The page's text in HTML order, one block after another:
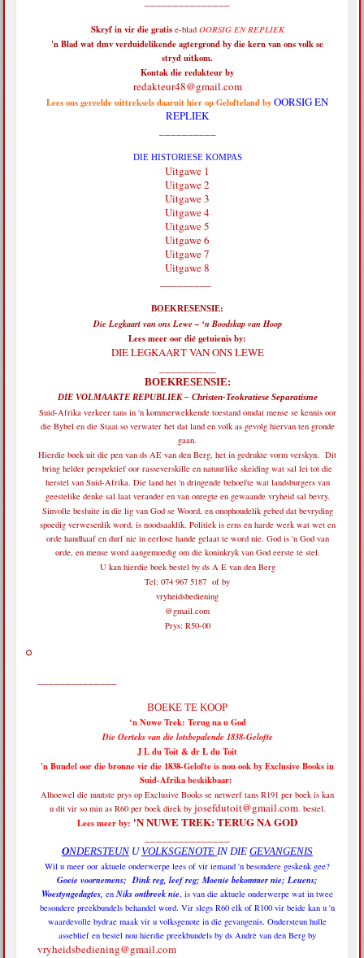
Skryf in vir diegratise-bladOORSIG EN REPLIEK
'n Blad wat dmv verduidelikende agtergrond by die kern van ons volk se
stryd uitkom.
Kontak die redakteur by
redakteur48@gmail.com
Lees ons gereelde uittreksels daaruit hier op Gelofteland byOORSIG EN
REPLIEK
DIE HISTORIESE KOMPAS
Uitgawe 1
Uitgawe 2
Uitgawe 3
Uitgawe 4
Uitgawe 5
Uitgawe 6
Uitgawe 7
Uitgawe 8
BOEKRESENSIE:
Die Legkaart van ons Lewe – ‘n Boodskap van Hoop
Lees meer oor dié getuienis by:
DIE LEGKAART VAN ONS LEWE
BOEKRESENSIE:
DIE VOLMAAKTE REPUBLIEK – Christen-Teokratiese Separatisme
Suid-Afrika verkeer tans in 'n kommerwekkende toestand omdat mense se kennis oor
die Bybel en die Staat so verwater het dat land en volk as gevolg hiervan ten gronde
gaan.
Hierdie boek uit die pen van ds AE van den Berg, het in gedrukte vorm verskyn. Dit
bring helder perspektief oor rasseverskille en natuurlike skeiding wat sal lei tot die
herstel van Suid-Afrika. Die land het 'n dringende behoefte wat landsburgers van
geestelike denke sal laat verander en van onregte en gewaande vryheid sal bevry.
Sinvolle besluite in die lig van God se Woord, en onophoudelik gebed dat bevryding
spoedig verwesenlik word, is noodsaaklik. Politiek is erns en harde werk wat wet en
orde handhaaf en durf nie in eerlose hande gelaat te word nie. God is 'n God van
orde, en mense word aangemoedig om die koninkryk van God eerste te stel.
U kan hierdie boek bestel by ds A E van den Berg
Tel: 074 967 5187 of by
vryheidsbediening
@gmail.com
Prys: R50-00
BOEKE TE KOOP
‘n Nuwe Trek: Terug na u God
Die Oerteks van die lotsbepalende 1838-Gelofte
J L du Toit & dr L du Toit
'n Bundel oor die bronne vir die 1838-Gelofte is nou ook by Exclusive Books in
Suid-Afrika beskikbaar:
Alhoewel die nuutste prys op Exclusive Books se netwerf tans R191 per boek is kan
u dit vir so min as R60 per boek direk by josefdutoit@gmail.com. bestel.
Lees meer by: 'N NUWE TREK: TERUG NA GOD
ONDERSTEUN UVOLKSGENOTE IN DIE GEVANGENIS
Wil u meer oor aktuele onderwerpe lees of vir iemand 'n besondere geskenk gee?
Goeie voornemens; Dink reg, leef reg; Moenie bekommer nie; Leuens;
Woestyngedagtes, enNiks ontbreek nie, is van die aktuele onderwerpe wat in twee
besondere preekbundels behandel word. Vir slegs R60 elk of R100 vir beide kan u 'n
waardevolle bydrae maak vir u volksgenote in die gevangenis. Ondersteun hulle
asseblief en bestel nou hierdie preekbundels by ds Andrè van den Berg by
vryheidsbediening@gmail.com